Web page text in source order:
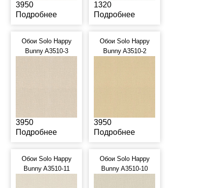
3950
Подробнее
1320
Подробнее
Обои Solo Happy
Bunny A3510-3
3950
Подробнее
Обои Solo Happy
Bunny A3510-2
3950
Подробнее
Обои Solo Happy
Bunny A3510-11
Обои Solo Happy
Bunny A3510-10